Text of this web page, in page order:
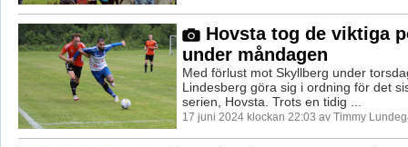
Hovsta tog de viktiga
under måndagen
Med förlust mot Skyllberg under
Lindesberg göra sig i ordning för det
serien, Hovsta. Trots en tidig ...
17 juni 2024 klockan 22:03 av Timmy